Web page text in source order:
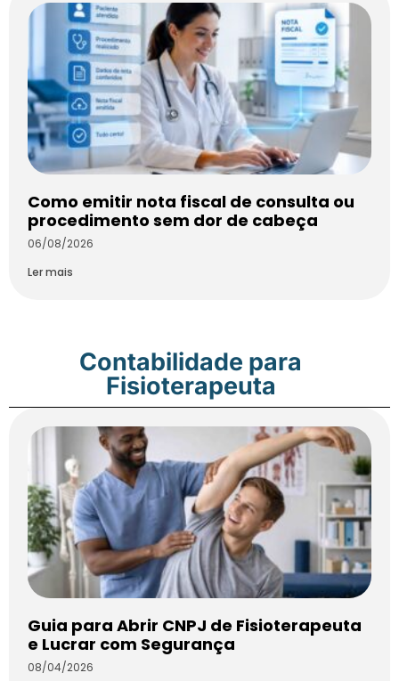
Como emitir nota fiscal de consulta ou
procedimento sem dor de cabeça
06/08/2026
Ler mais
Contabilidade para
Fisioterapeuta
Guia para Abrir CNPJ de Fisioterapeuta
e Lucrar com Segurança
08/04/2026